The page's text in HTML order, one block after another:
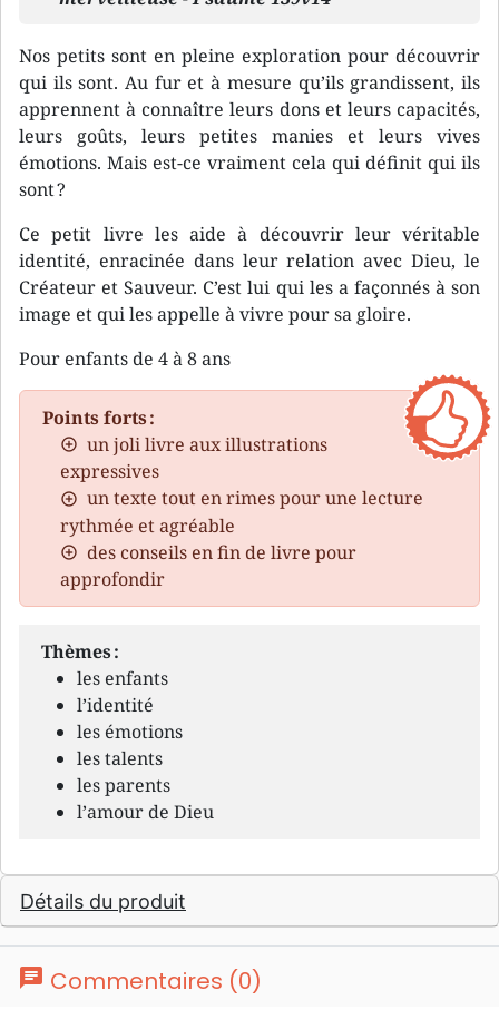
Nos petits sont en pleine exploration pour découvrir
qui ils sont. Au fur et à mesure qu’ils grandissent, ils
apprennent à connaître leurs dons et leurs capacités,
leurs goûts, leurs petites manies et leurs vives
émotions. Mais est-ce vraiment cela qui définit qui ils
sont ?
Ce petit livre les aide à découvrir leur véritable
identité, enracinée dans leur relation avec Dieu, le
Créateur et Sauveur. C’est lui qui les a façonnés à son
image et qui les appelle à vivre pour sa gloire.
Pour enfants de 4 à 8 ans
Points forts :
un joli livre aux illustrations
expressives
un texte tout en rimes pour une lecture
rythmée et agréable
des conseils en fin de livre pour
approfondir
Thèmes :
les enfants
l’identité
les émotions
les talents
les parents
l’amour de Dieu
Détails du produit
chat Commentaires (0)